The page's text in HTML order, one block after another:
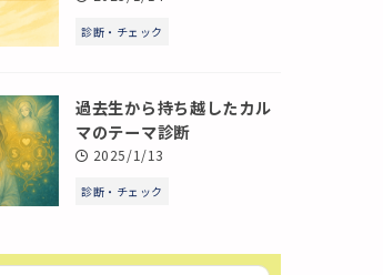
診断・チェック
過去生から持ち越したカル
マのテーマ診断
2025/1/13
診断・チェック